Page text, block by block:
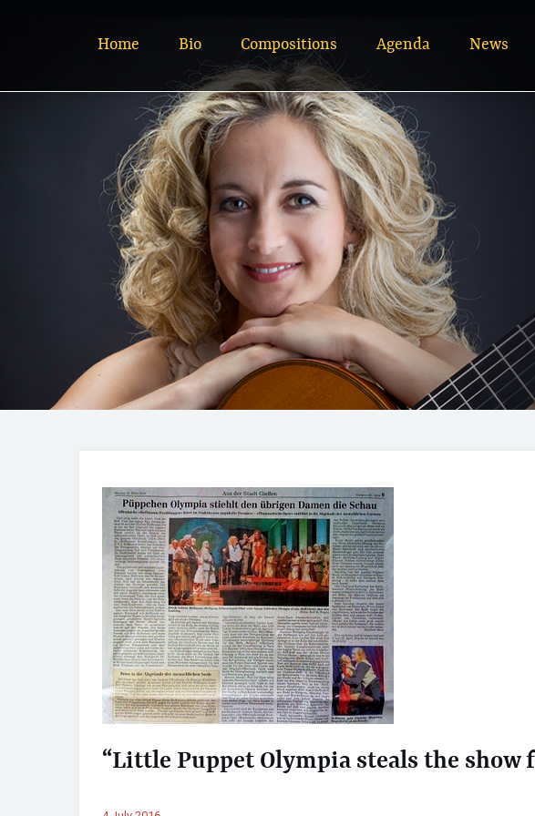
Home Bio Compositions Agenda News
“Little Puppet Olympia steals the show